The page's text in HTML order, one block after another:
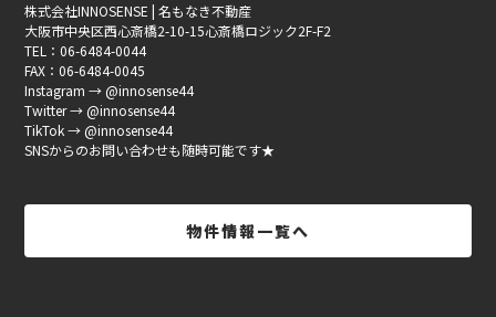
株式会社INNOSENSE | 名もなき不動産
大阪市中央区西心斎橋2-10-15心斎橋ロジック2F-F2
TEL：06-6484-0044
FAX：06-6484-0045
Instagram → @innosense44
Twitter → @innosense44
TikTok → @innosense44
SNSからのお問い合わせも随時可能です★
物件情報一覧へ